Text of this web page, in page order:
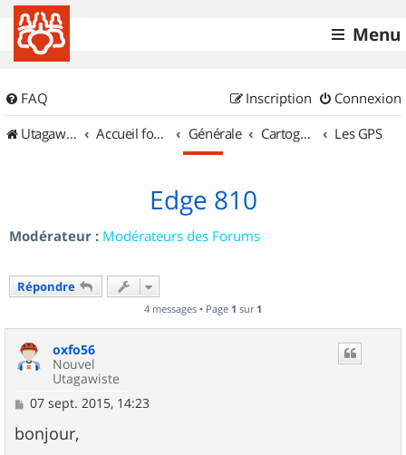
Menu
FAQ Connexion
Inscription
UtagawaVTT (Randos VTT et VTTAE avec traces GPS)
Accueil forum Générale Cartographie et GPS Les GPS
Edge 810
Modérateur : Modérateurs des Forums
Répondre
4 messages • Page 1 sur 1
oxfo56
Nouvel
Utagawiste
M
s
s
07 sept. 2015, 14:23
bonjour,